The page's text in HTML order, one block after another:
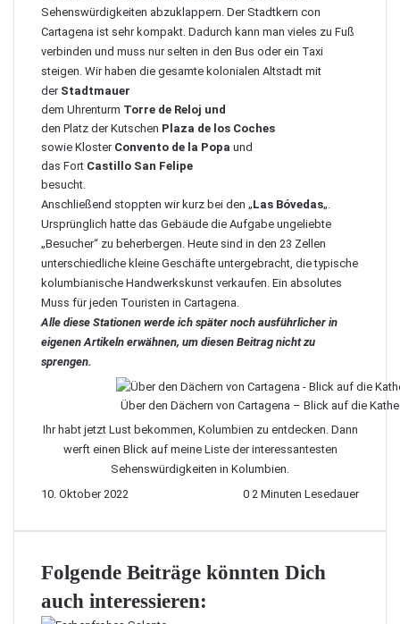
Sehenswürdigkeiten abzuklappern. Der Stadtkern con
Cartagena ist sehr kompakt. Dadurch kann man vieles zu Fuß
verbinden und muss nur selten in den Bus oder ein Taxi
steigen. Wir haben die gesamte kolonialen Altstadt mit
der Stadtmauer
dem Uhrenturm Torre de Reloj und
den Platz der Kutschen Plaza de los Coches
sowie Kloster Convento de la Popa und
das Fort Castillo San Felipe
besucht.
Anschließend stoppten wir kurz bei den „Las Bóvedas„.
Ursprünglich hatte das Gebäude die Aufgabe ungeliebte
„Besucher“ zu beherbergen. Heute sind in den 23 Zellen
unterschiedliche kleine Geschäfte untergebracht, die typische
kolumbianische Handwerkskunst verkaufen. Ein absolutes
Muss für jeden Touristen in Cartagena.
Alle diese Stationen werde ich später noch ausführlicher in
eigenen Artikeln erwähnen, um diesen Beitrag nicht zu
sprengen.
Über den Dächern von Cartagena – Blick auf die
Ihr habt jetzt Lust bekommen, Kolumbien zu entdecken. Dann
werft einen Blick auf meine Liste der interessantesten
Sehenswürdigkeiten in Kolumbien.
10. Oktober 2022
0 2 Minuten Lesedauer
Folgende Beiträge könnten Dich
auch interessieren: